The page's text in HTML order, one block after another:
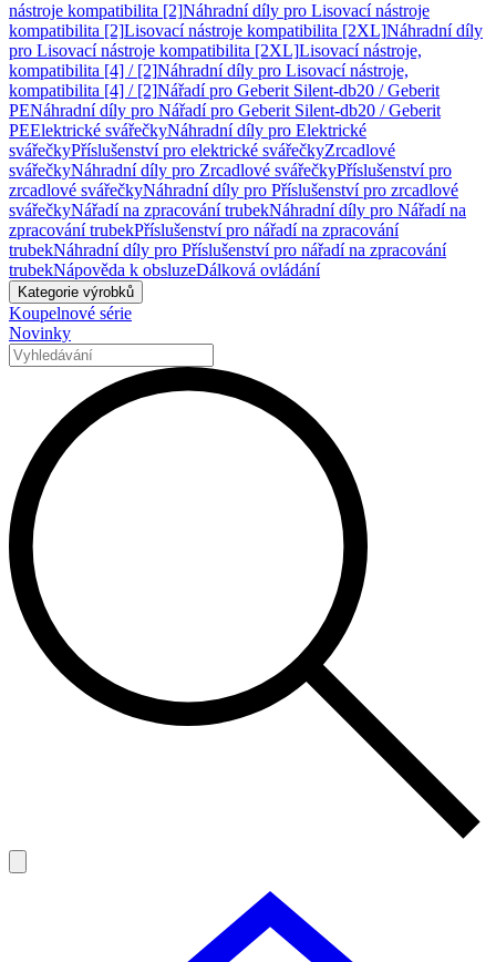
nástroje kompatibilita [2]Náhradní díly pro Lisovací nástroje
kompatibilita [2]Lisovací nástroje kompatibilita [2XL]Náhradní díly
pro Lisovací nástroje kompatibilita [2XL]Lisovací nástroje,
kompatibilita [4] / [2]Náhradní díly pro Lisovací nástroje,
kompatibilita [4] / [2]Nářadí pro Geberit Silent-db20 / Geberit
PENáhradní díly pro Nářadí pro Geberit Silent-db20 / Geberit
PEElektrické svářečkyNáhradní díly pro Elektrické
svářečkyPříslušenství pro elektrické svářečkyZrcadlové
svářečkyNáhradní díly pro Zrcadlové svářečkyPříslušenství pro
zrcadlové svářečkyNáhradní díly pro Příslušenství pro zrcadlové
svářečkyNářadí na zpracování trubekNáhradní díly pro Nářadí na
zpracování trubekPříslušenství pro nářadí na zpracování
trubekNáhradní díly pro Příslušenství pro nářadí na zpracování
trubekNápověda k obsluzeDálková ovládání
Kategorie výrobků
Koupelnové série
Novinky